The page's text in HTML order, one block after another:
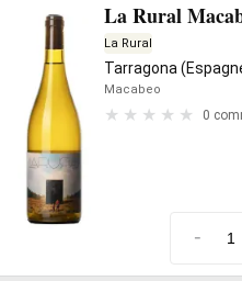
La Rural
La Rural
Tarragona
Macabeo
0
-